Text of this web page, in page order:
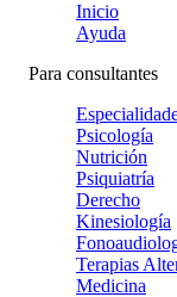
Inicio
Ayuda
Para consultantes
Psicología
Nutrición
Psiquiatría
Derecho
Kinesiología
Terapias
Medicina